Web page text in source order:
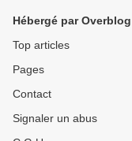
Hébergé par Overblog
Top articles
Pages
Contact
Signaler un abus